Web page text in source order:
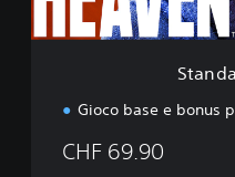
t
Gioco base e bonus
CHF 69.90